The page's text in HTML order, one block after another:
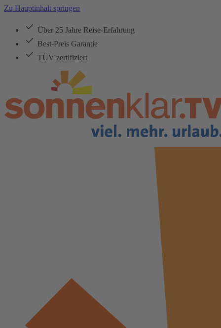
Zu Hauptinhalt springen
Über 25 Jahre Reise-Erfahrung
Best-Preis Garantie
TÜV zertifiziert